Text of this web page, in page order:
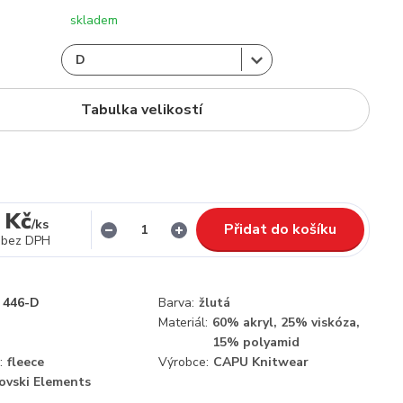
skladem
Tabulka velikostí
/ks
bez DPH
Přidat do košíku
446-D Barva: žlutá
Materiál: 60% akryl, 25% viskóza,
15% polyamid
fleece Výrobce: CAPU Knitwear
Elements